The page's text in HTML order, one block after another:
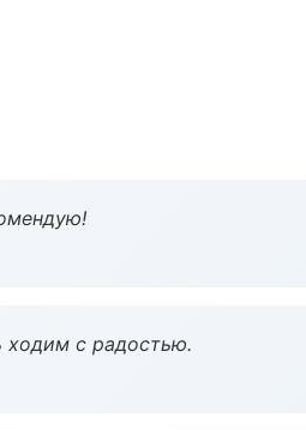
ходим с радостью.